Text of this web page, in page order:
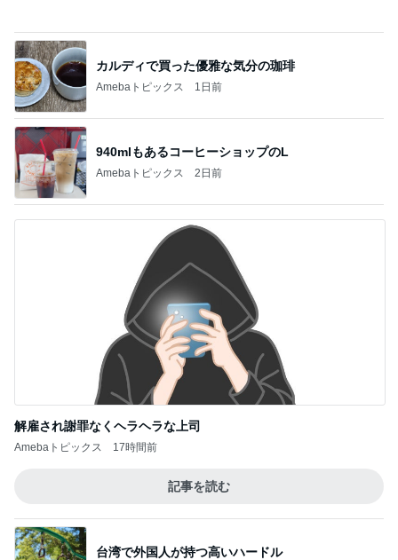
940mlもあるコーヒーショップのL
Amebaトピックス 2日前
解雇され謝罪なくヘラヘラな上司
Amebaトピックス 17時間前
記事を読む
Amebaトピックス 1日前
子育て世代にとって現実的な選択肢